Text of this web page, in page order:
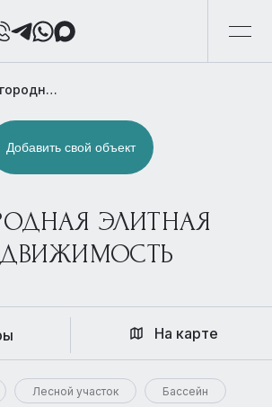
Загородная элитная недвижимость
Добавить свой объект
ЭЛИТНАЯ
Лесной участок Бассейн
На карте